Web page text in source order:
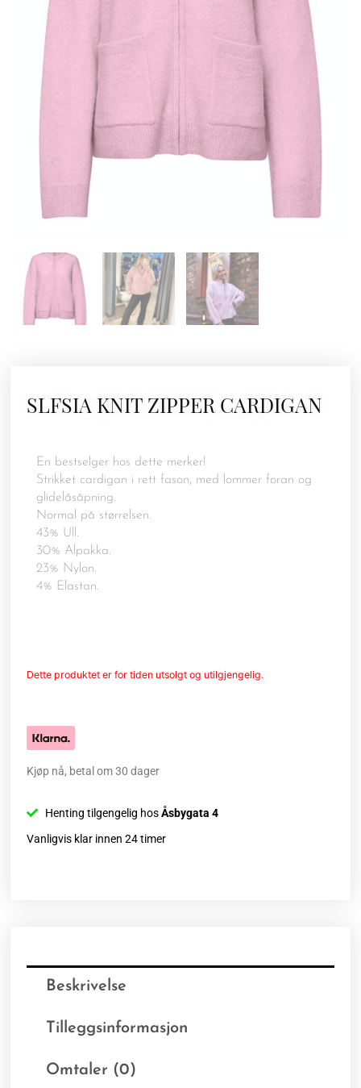
SLFSIA KNIT ZIPPER CARDIGAN
En bestselger hos dette merker!
Strikket cardigan i rett fason, med lommer foran og
glidelåsåpning.
Normal på størrelsen.
43% Ull.
30% Alpakka.
23% Nylon.
4% Elastan.
Dette produktet er for tiden utsolgt og utilgjengelig.
Kjøp nå, betal om 30 dager
Henting tilgengelig hosÅsbygata 4
Vanligvis klar innen 24 timer
Beskrivelse
Tilleggsinformasjon
Omtaler (0)